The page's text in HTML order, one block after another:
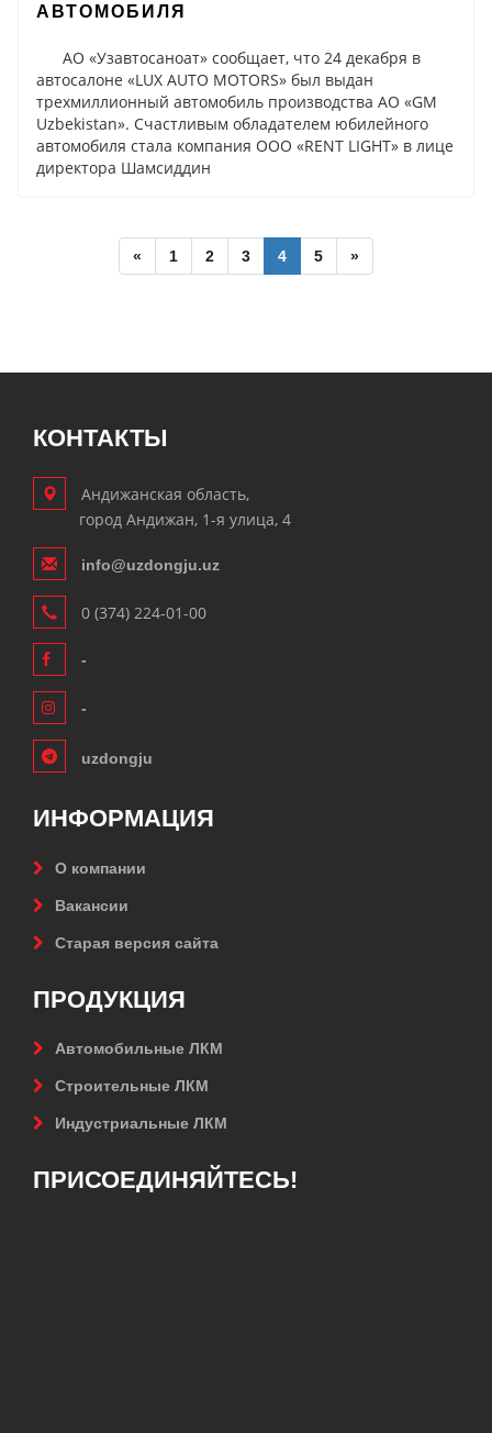
АВТОМОБИЛЯ
АО «Узавтосаноат» сообщает, что 24 декабря в
автосалоне «LUX AUTO MOTORS» был выдан
трехмиллионный автомобиль производства АО «GM
Uzbekistan». Счастливым обладателем юбилейного
автомобиля стала компания OOO «RENT LIGHT» в лице
директора Шамсиддин
« 1 2 3 4 5 »
КОНТАКТЫ
Андижанская область,
город Андижан, 1-я улица, 4
info@uzdongju.uz
0 (374) 224-01-00
-
-
uzdongju
ИНФОРМАЦИЯ
О компании
Вакансии
Старая версия сайта
ПРОДУКЦИЯ
Автомобильные ЛКМ
Строительные ЛКМ
Индустриальные ЛКМ
ПРИСОЕДИНЯЙТЕСЬ!